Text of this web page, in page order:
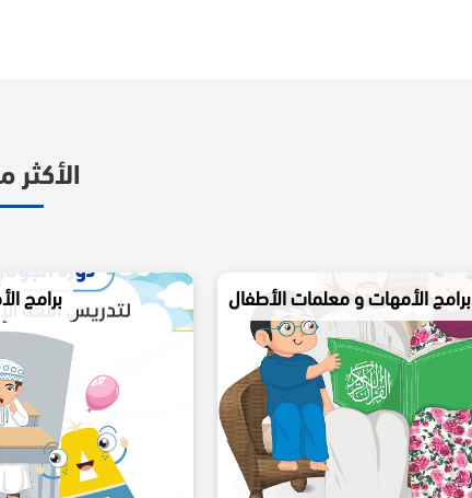
برامج الأمهات و معلمات الأطفال برامج